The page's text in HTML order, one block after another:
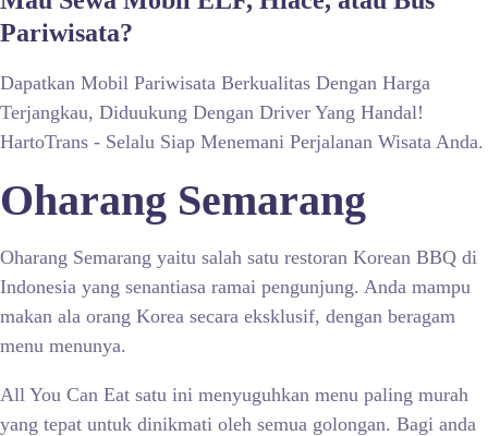
Pariwisata?
Dapatkan Mobil Pariwisata Berkualitas Dengan Harga
Terjangkau, Diduukung Dengan Driver Yang Handal!
HartoTrans - Selalu Siap Menemani Perjalanan Wisata Anda.
Oharang Semarang
Oharang Semarang yaitu salah satu restoran Korean BBQ di
Indonesia yang senantiasa ramai pengunjung. Anda mampu
makan ala orang Korea secara eksklusif, dengan beragam
menu menunya.
All You Can Eat satu ini menyuguhkan menu paling murah
yang tepat untuk dinikmati oleh semua golongan. Bagi anda